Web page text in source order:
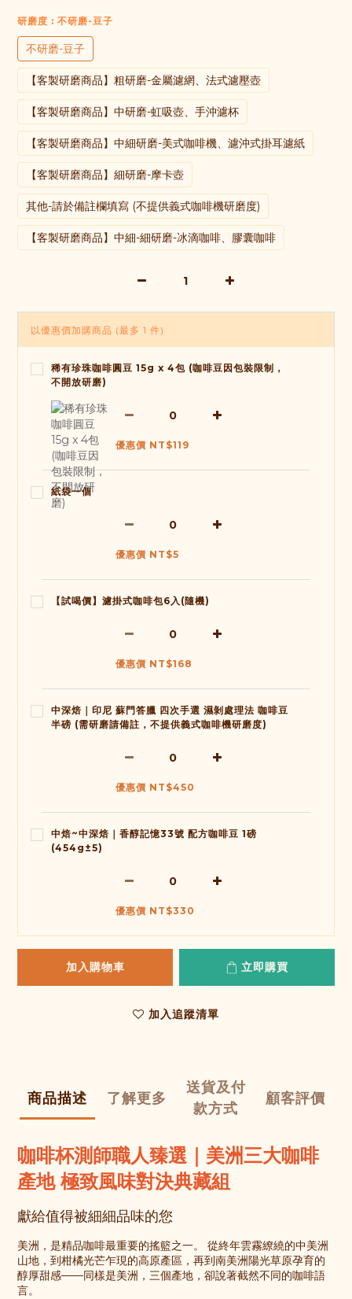
研磨度 : 不研磨-豆子
不研磨-豆子
【客製研磨商品】粗研磨-金屬濾網、法式濾壓壺
【客製研磨商品】中研磨-虹吸壺、手沖濾杯
【客製研磨商品】中細研磨-美式咖啡機、濾沖式掛耳濾紙
【客製研磨商品】細研磨-摩卡壺
其他-請於備註欄填寫 (不提供義式咖啡機研磨度)
【客製研磨商品】中細-細研磨-冰滴咖啡、膠囊咖啡
以優惠價加購商品 (最多 1 件)
稀有珍珠咖啡圓豆 15g x 4包 (咖啡豆因包裝限制，
不開放研磨)
優惠價 NT$119
紙袋一個
優惠價 NT$5
【試喝價】濾掛式咖啡包6入(隨機)
優惠價 NT$168
中深焙｜印尼 蘇門答臘 四次手選 濕剝處理法 咖啡豆
半磅 (需研磨請備註，不提供義式咖啡機研磨度)
優惠價 NT$450
中焙~中深焙｜香醇記憶33號 配方咖啡豆 1磅
(454g±5)
優惠價 NT$330
加入購物車 立即購買
加入追蹤清單
商品描述 了解更多
送貨及付
款方式
顧客評價
咖啡杯測師職人臻選｜美洲三大咖啡
產地 極致風味對決典藏組
獻給值得被細細品味的您
美洲，是精品咖啡最重要的搖籃之一。 從終年雲霧繚繞的中美洲
山地，到柑橘光芒乍現的高原產區，再到南美洲陽光草原孕育的
醇厚甜感——同樣是美洲，三個產地，卻說著截然不同的咖啡語
言。